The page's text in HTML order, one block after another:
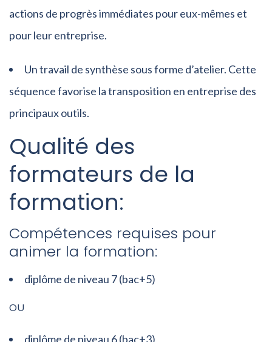
actions de progrès immédiates pour eux-mêmes et
pour leur entreprise.
Un travail de synthèse sous forme d’atelier. Cette
séquence favorise la transposition en entreprise des
principaux outils.
Qualité des
formateurs de la
formation:
Compétences requises pour
animer la formation:
diplôme de niveau 7 (bac+5)
OU
diplôme de niveau 6 (bac+3)